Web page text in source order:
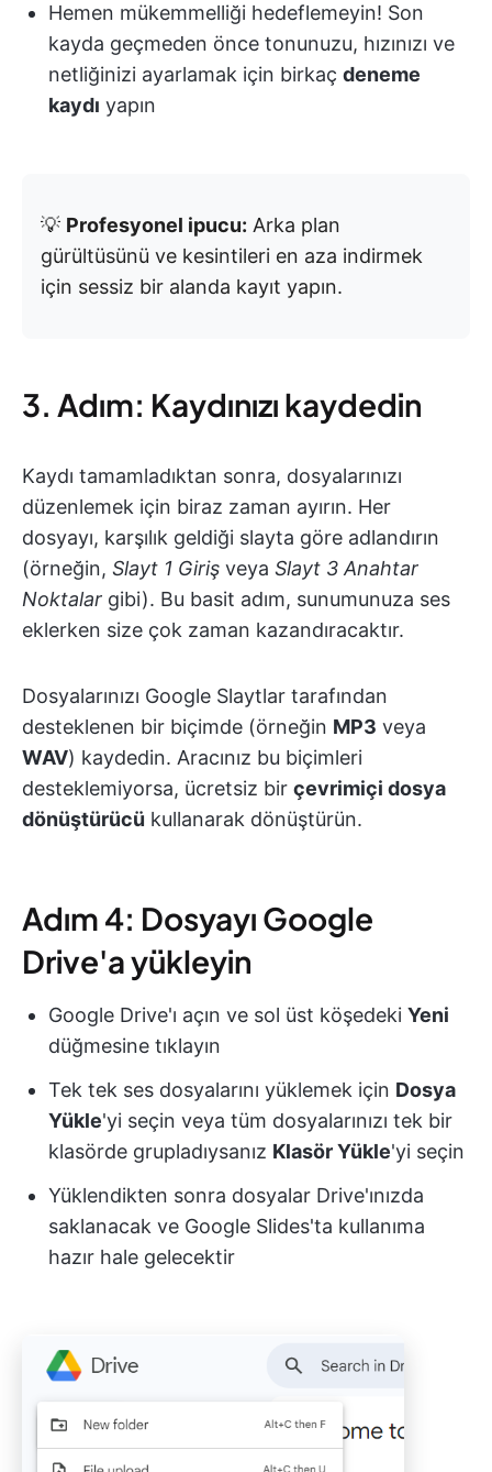
Hemen mükemmelliği hedeflemeyin! Son
kayda geçmeden önce tonunuzu, hızınızı ve
netliğinizi ayarlamak için birkaç deneme
kaydı yapın
💡 Profesyonel ipucu: Arka plan
gürültüsünü ve kesintileri en aza indirmek
için sessiz bir alanda kayıt yapın.
3. Adım: Kaydınızı kaydedin
Kaydı tamamladıktan sonra, dosyalarınızı
düzenlemek için biraz zaman ayırın. Her
dosyayı, karşılık geldiği slayta göre adlandırın
(örneğin, Slayt 1 Giriş veya Slayt 3 Anahtar
Noktalar gibi). Bu basit adım, sunumunuza ses
eklerken size çok zaman kazandıracaktır.
Dosyalarınızı Google Slaytlar tarafından
desteklenen bir biçimde (örneğin MP3 veya
WAV) kaydedin. Aracınız bu biçimleri
desteklemiyorsa, ücretsiz bir çevrimiçi dosya
dönüştürücü kullanarak dönüştürün.
Adım 4: Dosyayı Google
Drive'a yükleyin
Google Drive'ı açın ve sol üst köşedeki Yeni
düğmesine tıklayın
Tek tek ses dosyalarını yüklemek için Dosya
Yükle'yi seçin veya tüm dosyalarınızı tek bir
klasörde grupladıysanız Klasör Yükle'yi seçin
Yüklendikten sonra dosyalar Drive'ınızda
saklanacak ve Google Slides'ta kullanıma
hazır hale gelecektir